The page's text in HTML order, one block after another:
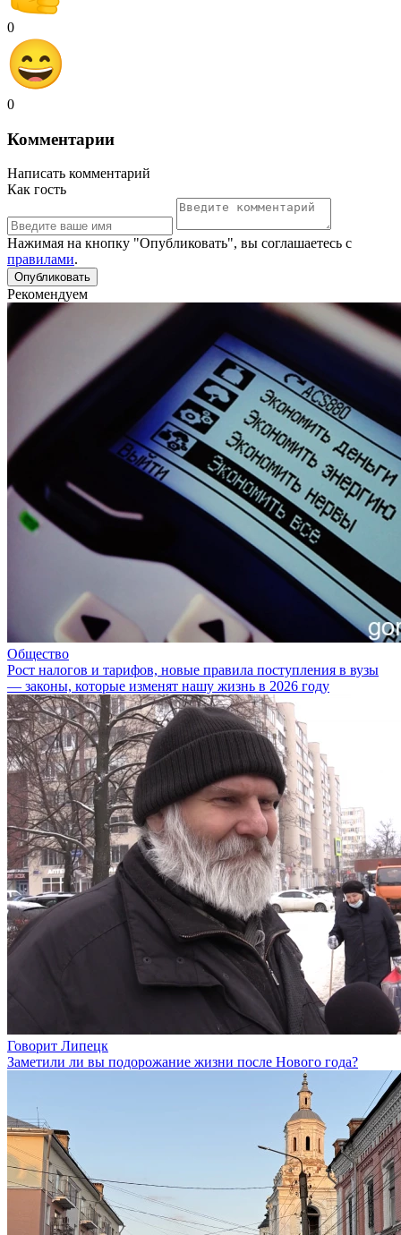
0
0
Комментарии
Написать комментарий
Как гость
Нажимая на кнопку "Опубликовать", вы соглашаетесь с
правилами.
Рекомендуем
Общество
Рост налогов и тарифов, новые правила поступления в вузы
— законы, которые изменят нашу жизнь в 2026 году
Говорит Липецк
Заметили ли вы подорожание жизни после Нового года?